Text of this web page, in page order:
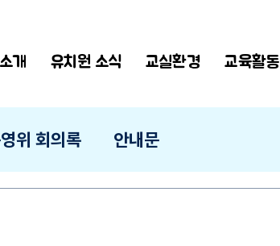
개 유치원 소식 교실환경 교육활동
위 회의록 안내문